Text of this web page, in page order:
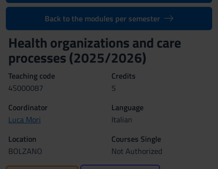
Back to the modules per semester
Health organizations and care
processes (2025/2026)
Teaching code
4S000087
Credits
5
Coordinator
Luca Mori
Language
Italian
Location
BOLZANO
Courses Single
Not Authorized